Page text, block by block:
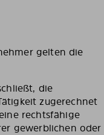
gelten die
die
zugerechnet
rechtsfähige
gewerblichen oder